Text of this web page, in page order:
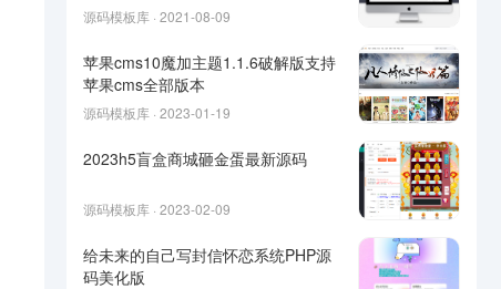
源码模板库 · 2021-08-09
苹果cms10魔加主题1.1.6破解版支持
苹果cms全部版本
源码模板库 · 2023-01-19
2023h5盲盒商城砸金蛋最新源码
源码模板库 · 2023-02-09
给未来的自己写封信怀恋系统PHP源
码美化版